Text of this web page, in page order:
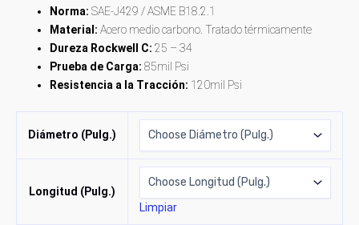
Norma: SAE-J429 / ASME B18.2.1
Material: Acero medio carbono. Tratado térmicamente
Dureza Rockwell C: 25 – 34
Prueba de Carga: 85mil Psi
Resistencia a la Tracción: 120mil Psi
Diámetro (Pulg.)
Longitud (Pulg.)
Limpiar